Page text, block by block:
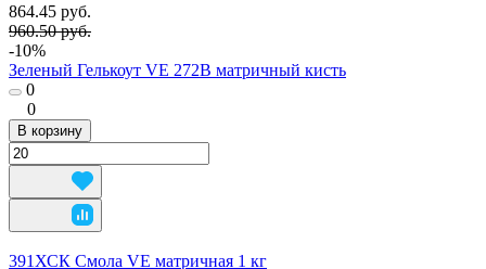
864.45 руб.
960.50 руб.
-10%
Зеленый Гелькоут VE 272B матричный кисть
0
0
В корзину
391ХСК Смола VE матричная 1 кг